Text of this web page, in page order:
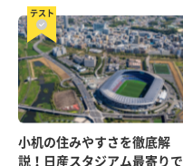
テスト
小机の住みやすさを徹底解
説！日産スタジアム最寄りで